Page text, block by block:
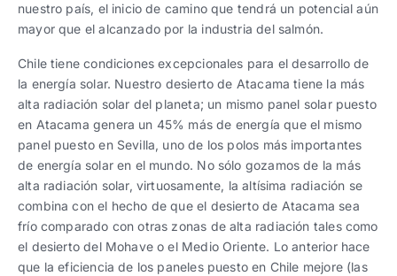
nuestro país, el inicio de camino que tendrá un potencial aún
mayor que el alcanzado por la industria del salmón.
Chile tiene condiciones excepcionales para el desarrollo de
la energía solar. Nuestro desierto de Atacama tiene la más
alta radiación solar del planeta; un mismo panel solar puesto
en Atacama genera un 45% más de energía que el mismo
panel puesto en Sevilla, uno de los polos más importantes
de energía solar en el mundo. No sólo gozamos de la más
alta radiación solar, virtuosamente, la altísima radiación se
combina con el hecho de que el desierto de Atacama sea
frío comparado con otras zonas de alta radiación tales como
el desierto del Mohave o el Medio Oriente. Lo anterior hace
que la eficiencia de los paneles puesto en Chile mejore (las